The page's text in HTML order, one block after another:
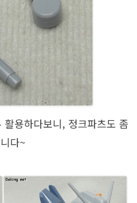
용하다보니, 정크파츠도 좀
다~